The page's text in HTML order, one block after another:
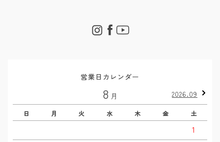
営業日カレンダー
8 月 2026.09
日 月 火 水 木 金 土
1